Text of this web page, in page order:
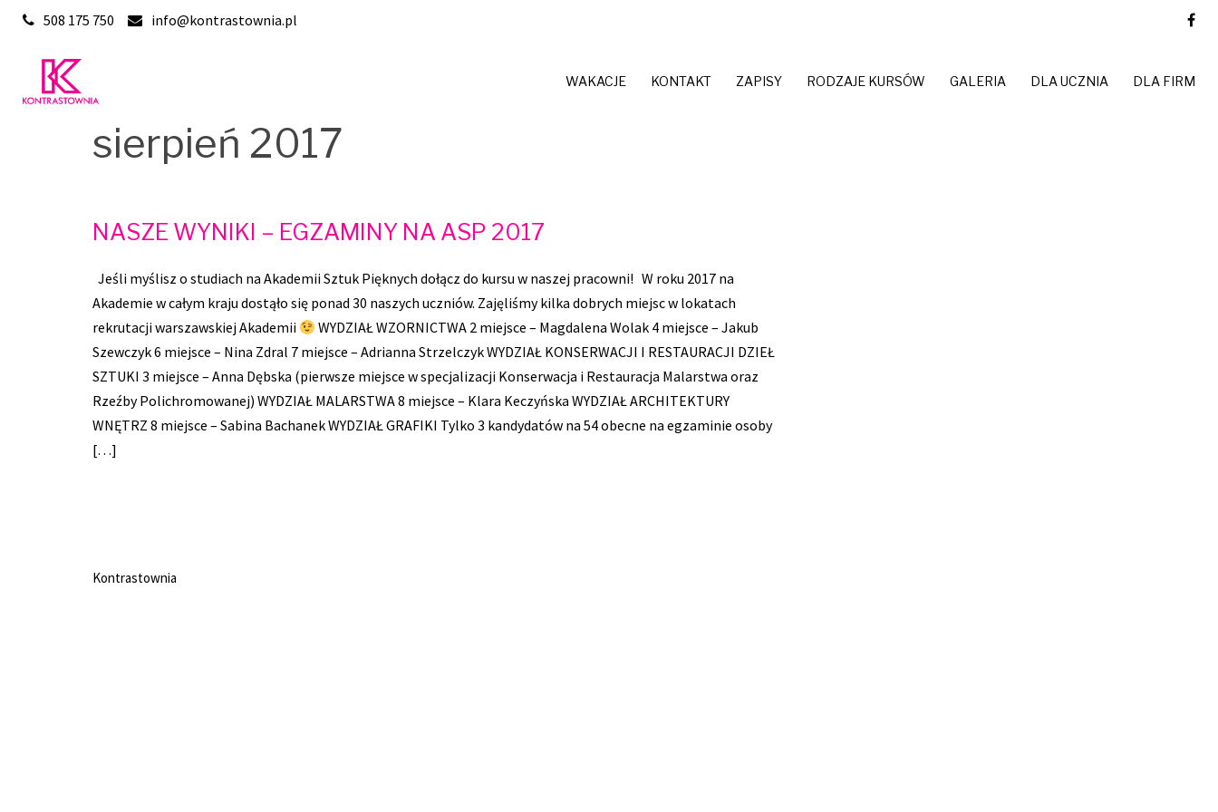
Skip
508 175 750 info@kontrastownia.pl
WAKACJE KONTAKT ZAPISY RODZAJE KURSÓW GALERIA DLA UCZNIA DLA FIRM
sierpień 2017
NASZE WYNIKI – EGZAMINY NA ASP 2017
Jeśli myślisz o studiach na Akademii Sztuk Pięknych dołącz do kursu w naszej pracowni! W roku 2017 na
Akademie w całym kraju dostąło się ponad 30 naszych uczniów. Zajęliśmy kilka dobrych miejsc w lokatach
rekrutacji warszawskiej Akademii
WYDZIAŁ WZORNICTWA 2 miejsce – Magdalena Wolak 4 miejsce – Jakub
Szewczyk 6 miejsce – Nina Zdral 7 miejsce – Adrianna Strzelczyk WYDZIAŁ KONSERWACJI I RESTAURACJI DZIEŁ
SZTUKI 3 miejsce – Anna Dębska (pierwsze miejsce w specjalizacji Konserwacja i Restauracja Malarstwa oraz
Rzeźby Polichromowanej) WYDZIAŁ MALARSTWA 8 miejsce – Klara Keczyńska WYDZIAŁ ARCHITEKTURY
WNĘTRZ 8 miejsce – Sabina Bachanek WYDZIAŁ GRAFIKI Tylko 3 kandydatów na 54 obecne na egzaminie osoby
[…]
Kontrastownia